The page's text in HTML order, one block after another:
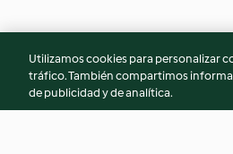
Utilizamos cookies para personalizar
tráfico. También compartimos
de publicidad y de analítica.